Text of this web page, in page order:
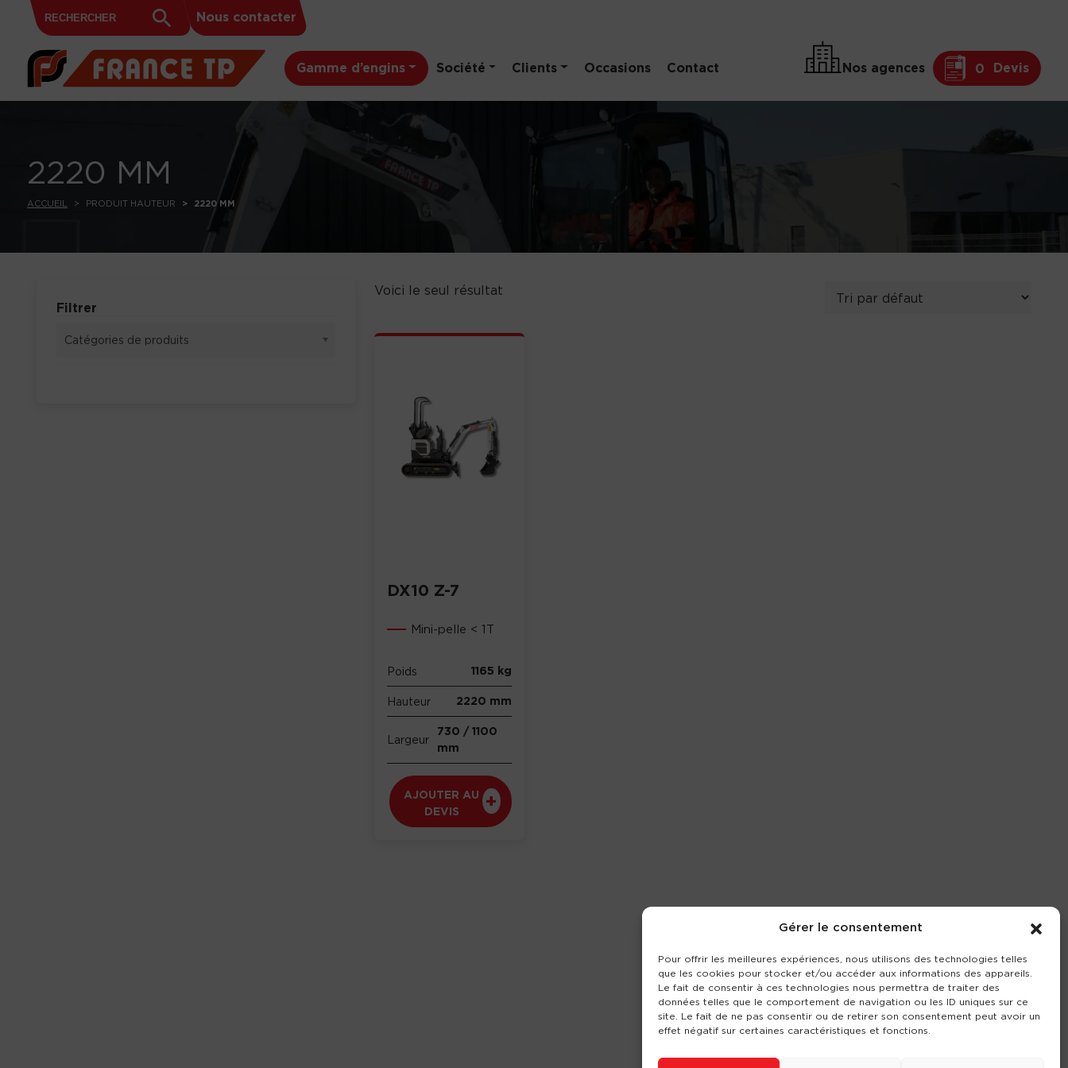
Gérer le consentement
Pour offrir les meilleures expériences, nous utilisons des technologies telles
que les cookies pour stocker et/ou accéder aux informations des appareils.
Le fait de consentir à ces technologies nous permettra de traiter des
données telles que le comportement de navigation ou les ID uniques sur ce
site. Le fait de ne pas consentir ou de retirer son consentement peut avoir un
effet négatif sur certaines caractéristiques et fonctions.
Skip to content
Search
for:
Search
Button
Nous contacter
Gamme d’engins Société Clients Occasions Contact Nos agences 0 Devis
2220 MM
ACCUEIL PRODUIT HAUTEUR 2220 MM
Filtrer
Catégories de produits
Voici le seul résultat
DX10 Z-7
Mini-pelle < 1T
Poids 1165 kg
Hauteur 2220 mm
Largeur
730 / 1100
mm
AJOUTER AU
DEVIS